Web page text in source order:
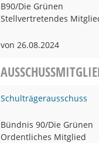
B90/Die Grünen
Stellvertretendes
von 26.08.2024
Schulträgerausschuss
Bündnis 90/Die Grünen
Ordentliches Mitglied